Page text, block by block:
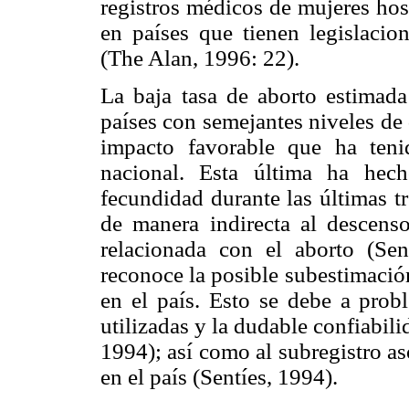
registros médicos de mujeres
en países que tienen
(The Alan, 1996: 22).
La baja tasa de aborto
países con semejantes niveles
impacto favorable que ha
nacional. Esta última ha
fecundidad durante las últimas
de manera indirecta al
relacionada con el aborto
reconoce la posible
en el país. Esto se debe a
utilizadas y la dudable
1994); así como al subregistro
en el país (Sentíes, 1994).